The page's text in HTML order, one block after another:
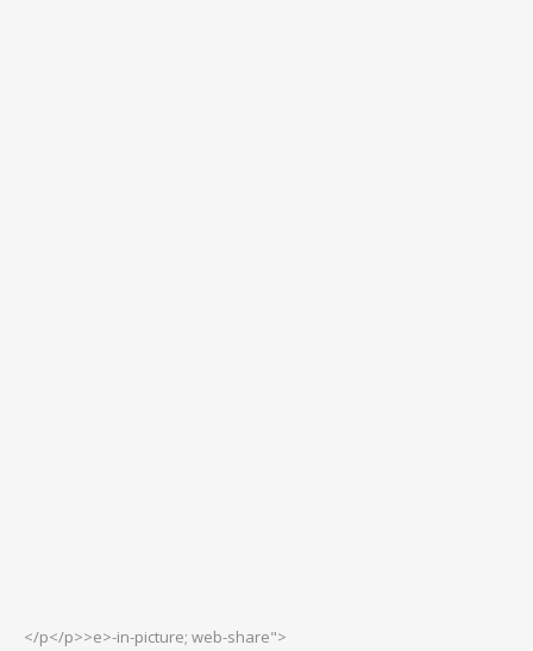
</p</p>>e>-in-picture; web-share">